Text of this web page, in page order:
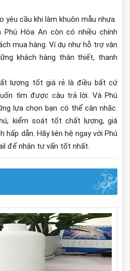
yêu cầu khi làm khuôn mẫu nhựa.
Hòa An còn có nhiều chính
mua hàng. Ví dụ như hỗ trợ vận
khách hàng thân thiết, thanh
lượng tốt giá rẻ là điều bất cứ
tìm được câu trả lời. Và Phú
lựa chọn bạn có thể cân nhắc.
kiểm soát tốt chất lượng, giá
hấp dẫn. Hãy liên hệ ngay với Phú
để nhận tư vấn tốt nhất.